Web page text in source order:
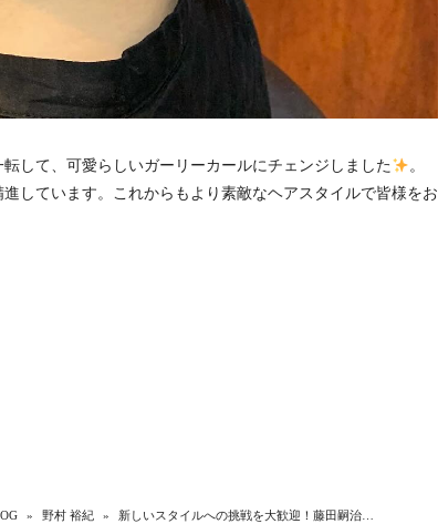
して、可愛らしいガーリーカールにチェンジしました
。
しています。これからもより素敵なヘアスタイルで皆様をお
» 野村 裕紀 » 新しいスタイルへの挑戦を大歓迎！藤田嗣治…